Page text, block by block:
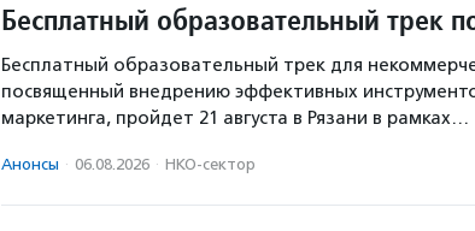
Бесплатный образовательный трек
Бесплатный образовательный трек для
посвященный внедрению эффективных
маркетинга, пройдет 21 августа в Рязани в рамках…
Анонсы · 06.08.2026 · НКО-сектор